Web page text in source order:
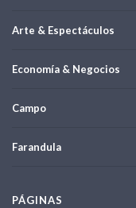
Arte & Espectáculos
Economía & Negocios
Campo
Farandula
PÁGINAS